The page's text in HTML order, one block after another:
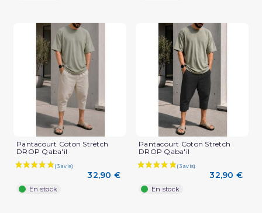
Pantacourt Coton Stretch
DROP Qaba'il
32,90 €
En stock
Pantacourt Coton Stretch
DROP Qaba'il
32,90 €
En stock